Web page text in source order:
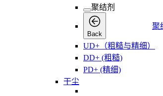
聚结剂
Back
聚
UD+（粗糙与精细）
DD+ (粗糙)
PD+ (精细)
干尘